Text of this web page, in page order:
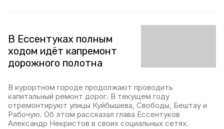
В Ессентуках полным
ходом идёт капремонт
дорожного полотна
В курортном городе продолжают проводить
капитальный ремонт дорог. В текущем году
отремонтируют улицы Куйбышева, Свободы, Бештау и
Рабочую. Об этом рассказал глава Ессентуков
Александр Некристов в своих социальных сетях.